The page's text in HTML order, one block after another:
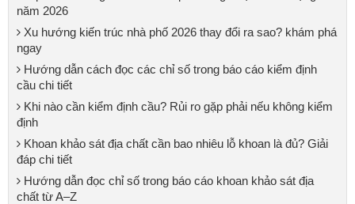
năm 2026
Xu hướng kiến trúc nhà phố 2026 thay đổi ra sao? khám phá
ngay
Hướng dẫn cách đọc các chỉ số trong báo cáo kiểm định
cầu chi tiết
Khi nào cần kiểm định cầu? Rủi ro gặp phải nếu không kiểm
định
Khoan khảo sát địa chất cần bao nhiêu lỗ khoan là đủ? Giải
đáp chi tiết
Hướng dẫn đọc chỉ số trong báo cáo khoan khảo sát địa
chất từ A–Z